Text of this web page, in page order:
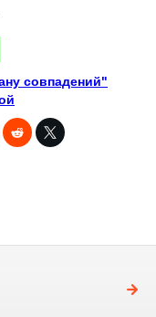
совпадений"